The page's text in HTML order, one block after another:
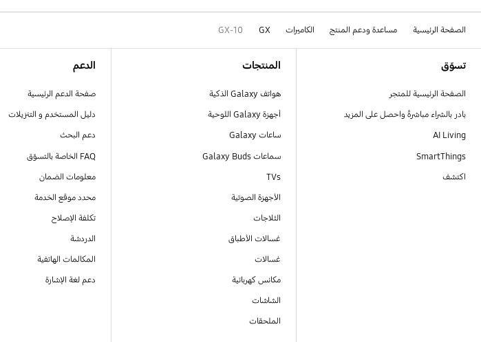
الصفحة الرئيسية مساعدة ودعم المنتج الكاميرات GX
GX-10
تسوّق
الصفحة الرئيسية للمتجر
بادر بالشراء مباشرةً واحصل على المزيد
AI Living
SmartThings
اكتشف
المنتجات
هواتف Galaxy الذكية
أجهزة Galaxy اللوحية
ساعات Galaxy
سماعات Galaxy Buds
TVs
الأجهزة الصوتية
الثلاجات
غسالات الأطباق
غسالات
مكانس كهربائية
الشاشات
الملحقات
الدعم
صفحة الدعم الرئيسية
دليل المستخدم و التنزيلات
دعم البحث
FAQ الخاصة بالتسوّق
معلومات الضمان
محدد موقع الخدمة
تكلفة الإصلاح
الدردشة
المكالمات الهاتفية
دعم لغة الإشارة